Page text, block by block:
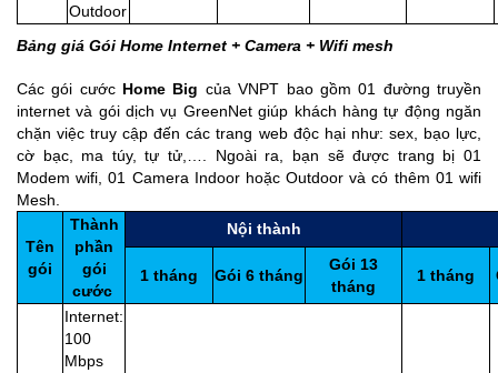
Outdoor
Bảng giá Gói Home Internet + Camera + Wifi mesh
Các gói cước Home Big của VNPT bao gồm 01 đường truyền
internet và gói dịch vụ GreenNet giúp khách hàng tự động ngăn
chặn việc truy cập đến các trang web độc hại như: sex, bạo lực,
cờ bạc, ma túy, tự tử,…. Ngoài ra, bạn sẽ được trang bị 01
Modem wifi, 01 Camera Indoor hoặc Outdoor và có thêm 01 wifi
Mesh.
Tên
gói
Thành
phần
gói
cước
Nội thành
1 tháng Gói 6 tháng
Gói 13
tháng
1 tháng
Internet:
100
Mbps